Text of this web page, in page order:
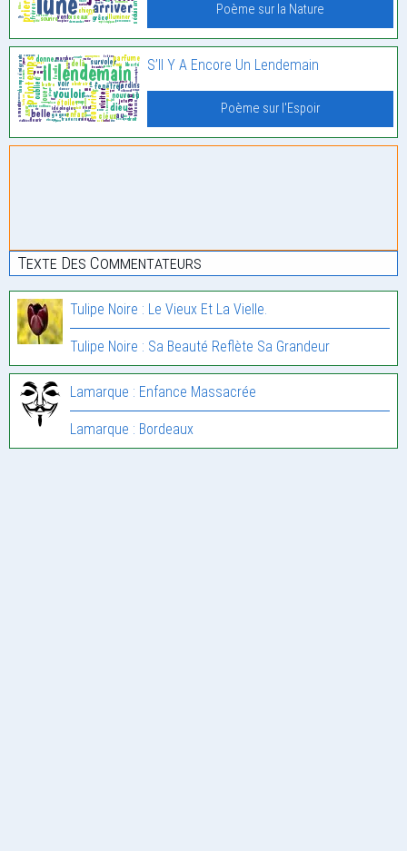
Poème sur la Nature
S’Il Y A Encore Un Lendemain
Poème sur l'Espoir
Texte Des Commentateurs
Tulipe Noire : Le Vieux Et La Vielle.
Tulipe Noire : Sa Beauté Reflète Sa Grandeur
Lamarque : Enfance Massacrée
Lamarque : Bordeaux